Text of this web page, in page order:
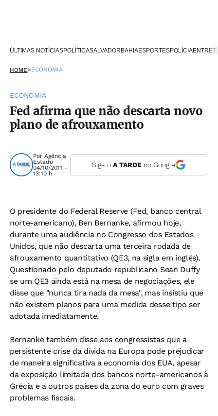
ÚLTIMAS NOTÍCIASPOLÍTICASALVADOR BAHIAESPORTESPOLÍCIA
HOME>ECONOMIA
ECONOMIA
Fed afirma que não descarta novo
plano de afrouxamento
Por Agência
Estado
04/10/2011 -
13:10 h
Siga oA TARDE no Google
O presidente do Federal Reserve (Fed, banco central
norte-americano), Ben Bernanke, afirmou hoje,
durante uma audiência no Congresso dos Estados
Unidos, que não descarta uma terceira rodada de
afrouxamento quantitativo (QE3, na sigla em inglês).
Questionado pelo deputado republicano Sean Duffy
se um QE3 ainda está na mesa de negociações, ele
disse que "nunca tira nada da mesa", mas insistiu que
não existem planos para uma medida desse tipo ser
adotada imediatamente.
Bernanke também disse aos congressistas que a
persistente crise da dívida na Europa pode prejudicar
de maneira significativa a economia dos EUA, apesar
da exposição limitada dos bancos norte-americanos à
Grécia e a outros países da zona do euro com graves
problemas fiscais.